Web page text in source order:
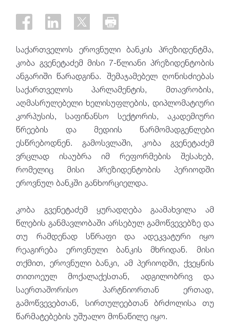
საქართველოს ეროვნული ბანკის პრეზიდენტმა,
კობა გვენეტაძემ მისი 7-წლიანი პრეზიდენტობის
ანგარიში წარადგინა. შემაჯამებელ ღონისძიებას
საქართველოს პარლამენტის, მთავრობის,
აღმასრულებელი ხელისუფლების, დიპლომატიური
კორპუსის, საფინანსო სექტორის, აკადემიური
წრეების და მედიის წარმომადგენლები
ესწრებოდნენ. გამოსვლაში, კობა გვენეტაძემ
ვრცლად ისაუბრა იმ რეფორმების შესახებ,
რომელიც მისი პრეზიდენტობის პერიოდში
ეროვნულ ბანკში განხორციელდა.
კობა გვენეტაძემ ყურადღება გაამახვილა ამ
წლების განმავლობაში არსებულ გამოწვევებზე და
თუ რამდენად სწრაფი და ადეკვატური იყო
რეაგირება ეროვნული ბანკის მხრიდან. მისი
თქმით, ეროვნული ბანკი, ამ პერიოდში, ქვეყნის
თითოეულ მოქალაქესთან, ადგილობრივ და
საერთაშორისო პარტნიორთან ერთად,
გამოწვევებთან, სირთულეებთან ბრძოლისა თუ
წარმატებების უშუალო მონაწილე იყო.